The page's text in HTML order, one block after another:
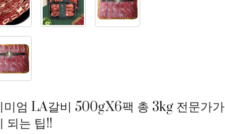
미엄 LA갈비 500gX6팩 총 3kg 전문가가
되는 팁!!